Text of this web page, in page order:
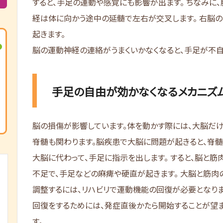
経は体に向かう途中の延髄で左右が交叉します。 右脳
起きます。
脳の運動神経の連絡がうまくいかなくなると、手足が不
手足の自由が効かなくなるメカニズ
脳の損傷が影響しています。体を動かす際には、大脳だ
脊髄も関わります。脳疾患で大脳に問題が起きると、脊
大脳に代わって、手足に指示を出します。 すると、脳と筋
不足で、手足などの麻痺や硬直が起きます。 大脳と筋肉
調整するには、リハビリで運動機能の回復が必要となり
回復をするためには、発症直後かたら開始することが望